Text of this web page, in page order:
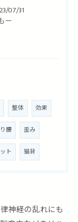
07/31
ー
整体 効果
腰 歪み
ト 猫背
神経の乱れにも